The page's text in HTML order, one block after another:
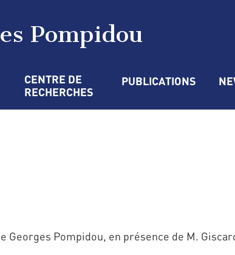
Pompidou
CENTRE DE
RECHERCHES
PUBLICATIONS
Georges Pompidou, en présence de M.